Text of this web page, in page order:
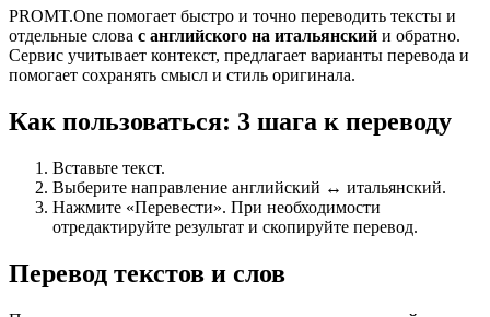
PROMT.One помогает быстро и точно переводить тексты и
отдельные слова с английского на итальянский и обратно.
Сервис учитывает контекст, предлагает варианты перевода и
помогает сохранять смысл и стиль оригинала.
Как пользоваться: 3 шага к переводу
Вставьте текст.
Выберите направление английский ↔ итальянский.
Нажмите «Перевести». При необходимости
отредактируйте результат и скопируйте перевод.
Перевод текстов и слов